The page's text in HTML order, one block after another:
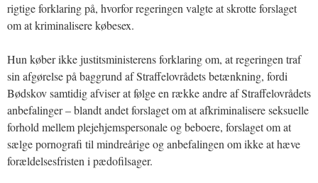
rigtige forklaring på, hvorfor regeringen valgte at skrotte forslaget
om at kriminalisere købesex.
Hun køber ikke justitsministerens forklaring om, at regeringen traf
sin afgørelse på baggrund af Straffelovrådets betænkning, fordi
Bødskov samtidig afviser at følge en række andre af Straffelovrådets
anbefalinger – blandt andet forslaget om at afkriminalisere seksuelle
forhold mellem plejehjemspersonale og beboere, forslaget om at
sælge pornografi til mindreårige og anbefalingen om ikke at hæve
forældelsesfristen i pædofilsager.